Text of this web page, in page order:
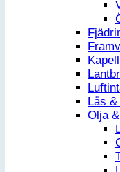
Kapell
Lås &
Olja